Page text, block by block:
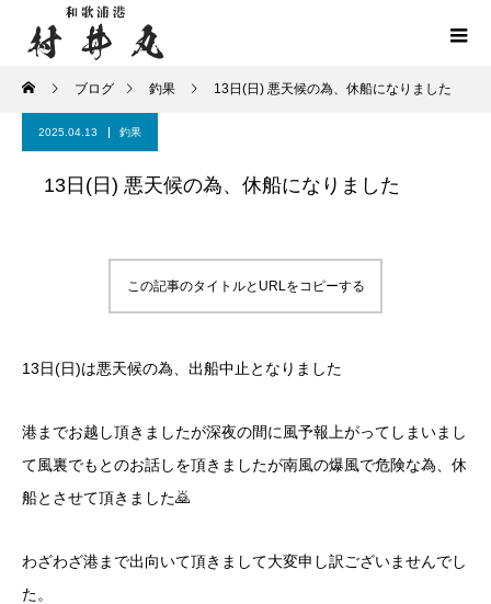
ブログ 釣果 13日(日) 悪天候の為、休船になりました
2025.04.13 釣果
13日(日) 悪天候の為、休船になりました
この記事のタイトルとURLをコピーする
13日(日)は悪天候の為、出船中止となりました
港までお越し頂きましたが深夜の間に風予報上がってしまいまし
て風裏でもとのお話しを頂きましたが南風の爆風で危険な為、休
船とさせて頂きました🙇
わざわざ港まで出向いて頂きまして大変申し訳ございませんでし
た。